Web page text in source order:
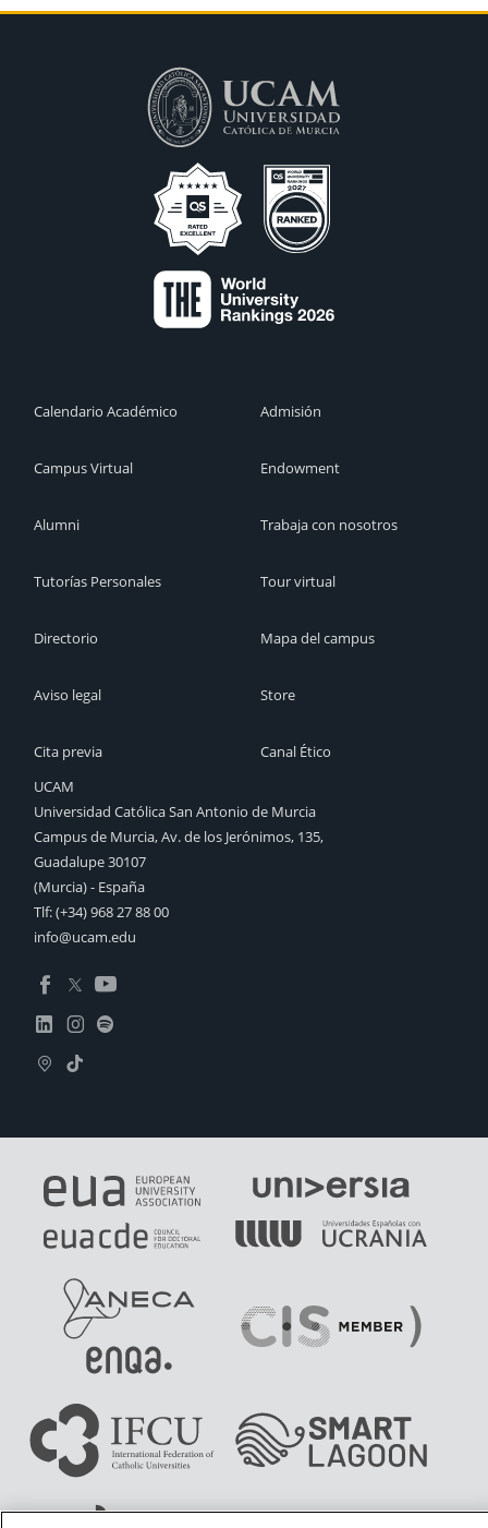
Calendario Académico
Campus Virtual
Alumni
Tutorías Personales
Directorio
Aviso legal
Cita previa
Admisión
Endowment
Trabaja con nosotros
Tour virtual
Mapa del campus
Store
Canal Ético
UCAM
Universidad Católica San Antonio de Murcia
Campus de Murcia, Av. de los Jerónimos, 135,
Guadalupe 30107
(Murcia) - España
Tlf:(+34) 968 27 88 00
info@ucam.edu